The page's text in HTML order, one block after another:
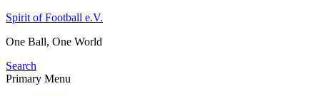
Skip
content
Spirit of Football e.V.
One Ball, One World
Search
Primary Menu